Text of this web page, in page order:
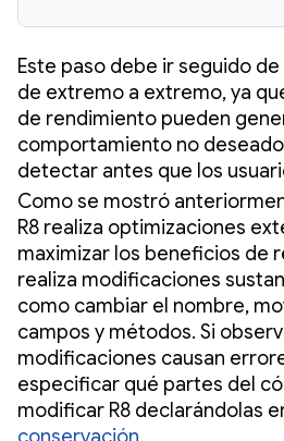
Este paso debe ir seguido
de extremo a extremo, ya
de rendimiento pueden
comportamiento no
detectar antes que los
Como se mostró
R8 realiza optimizaciones
maximizar los beneficios de
realiza modificaciones
como cambiar el nombre,
campos y métodos. Si
modificaciones causan
especificar qué partes del
modificar R8 declarándolas
conservación.